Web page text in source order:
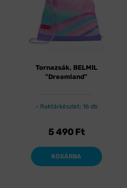
Tornazsák, BELMIL
"Dreamland"
Raktárkészlet: 16 db
5 490 Ft
KOSÁRBA